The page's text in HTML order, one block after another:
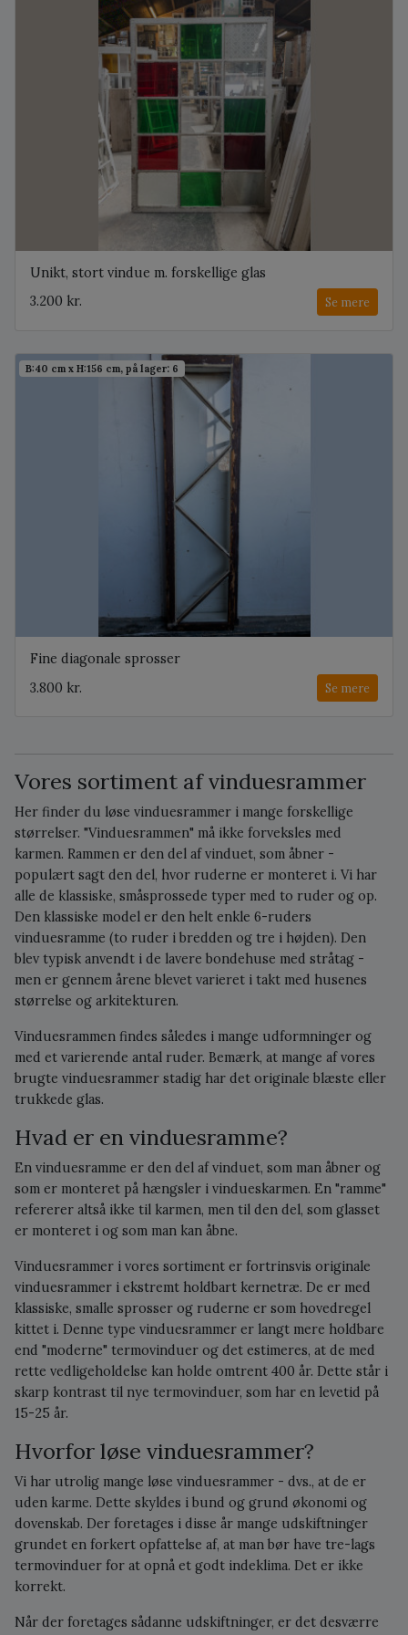
Unikt, stort vindue m. forskellige glas
3.200 kr.
Se mere
B:40 cm x H:156 cm, på lager: 6
Fine diagonale sprosser
3.800 kr.
Se mere
Vores sortiment af vinduesrammer
Her finder du løse vinduesrammer i mange forskellige
størrelser. "Vinduesrammen" må ikke forveksles med
karmen. Rammen er den del af vinduet, som åbner -
populært sagt den del, hvor ruderne er monteret i. Vi har
alle de klassiske, småsprossede typer med to ruder og op.
Den klassiske model er den helt enkle 6-ruders
vinduesramme (to ruder i bredden og tre i højden). Den
blev typisk anvendt i de lavere bondehuse med stråtag -
men er gennem årene blevet varieret i takt med husenes
størrelse og arkitekturen.
Vinduesrammen findes således i mange udformninger og
med et varierende antal ruder. Bemærk, at mange af vores
brugte vinduesrammer stadig har det originale blæste eller
trukkede glas.
Hvad er en vinduesramme?
En vinduesramme er den del af vinduet, som man åbner og
som er monteret på hængsler i vindueskarmen. En "ramme"
refererer altså ikke til karmen, men til den del, som glasset
er monteret i og som man kan åbne.
Vinduesrammer i vores sortiment er fortrinsvis originale
vinduesrammer i ekstremt holdbart kernetræ. De er med
klassiske, smalle sprosser og ruderne er som hovedregel
kittet i. Denne type vinduesrammer er langt mere holdbare
end "moderne" termovinduer og det estimeres, at de med
rette vedligeholdelse kan holde omtrent 400 år. Dette står i
skarp kontrast til nye termovinduer, som har en levetid på
15-25 år.
Hvorfor løse vinduesrammer?
Vi har utrolig mange løse vinduesrammer - dvs., at de er
uden karme. Dette skyldes i bund og grund økonomi og
dovenskab. Der foretages i disse år mange udskiftninger
grundet en forkert opfattelse af, at man bør have tre-lags
termovinduer for at opnå et godt indeklima. Det er ikke
korrekt.
Når der foretages sådanne udskiftninger, er det desværre